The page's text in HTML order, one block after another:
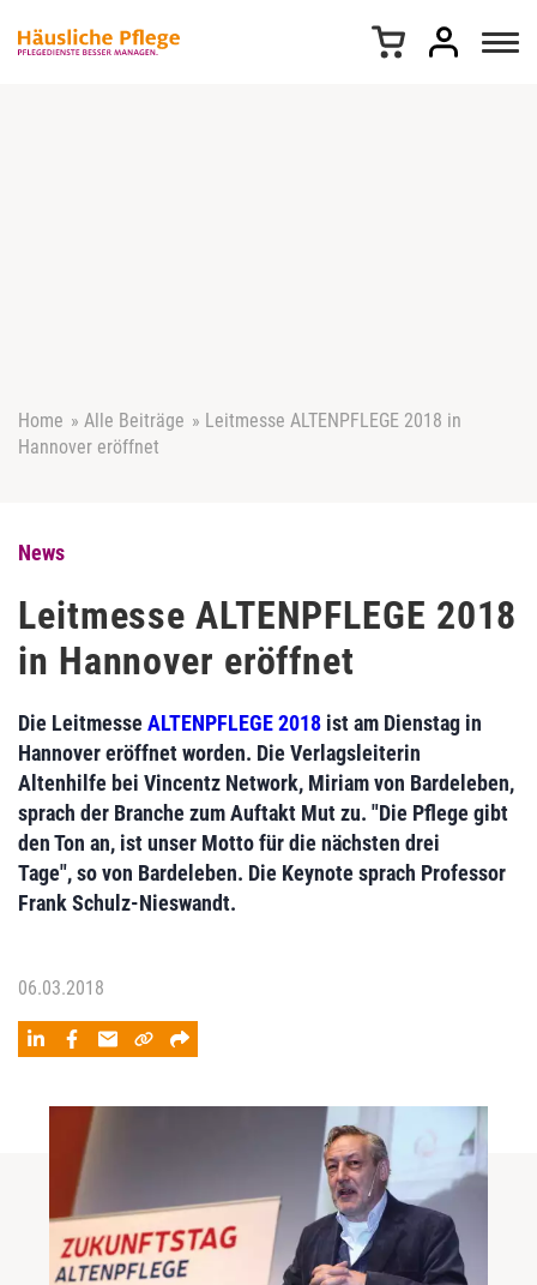
Home » Alle Beiträge » Leitmesse ALTENPFLEGE 2018 in
Hannover eröffnet
News
Leitmesse ALTENPFLEGE 2018
in Hannover eröffnet
Die Leitmesse ALTENPFLEGE 2018 ist am Dienstag in
Hannover eröffnet worden. Die Verlagsleiterin
Altenhilfe bei Vincentz Network, Miriam von Bardeleben,
sprach der Branche zum Auftakt Mut zu. "Die Pflege gibt
den Ton an, ist unser Motto für die nächsten drei
Tage", so von Bardeleben. Die Keynote sprach Professor
Frank Schulz-Nieswandt.
06.03.2018